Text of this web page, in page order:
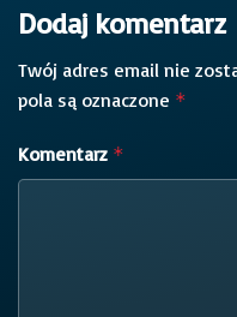
Dodaj komentarz
Twój adres email nie
pola są oznaczone *
Komentarz *